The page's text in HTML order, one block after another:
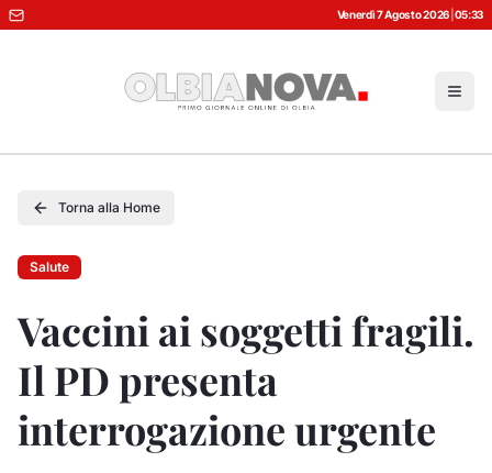
Venerdì 7 Agosto 2026 05:33
Torna alla Home
Salute
Vaccini ai soggetti fragili.
Il PD presenta
interrogazione urgente